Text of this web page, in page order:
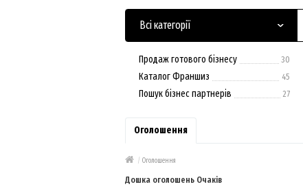
Всі категорії
Продаж готового бізнесу 30
Каталог Франшиз 45
Пошук бізнес партнерів 27
Оголошення
/ Оголошення
Дошка оголошень Очаків